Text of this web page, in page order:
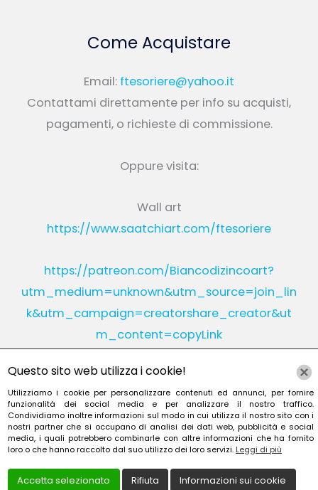
Come Acquistare
Email: ftesoriere@yahoo.it
Contattami direttamente per info su acquisti,
pagamenti, o richieste di commissione.
Oppure visita:
Wall art
https://www.saatchiart.com/ftesoriere
https://patreon.com/Biancodizincoart?
utm_medium=unknown&utm_source=join_lin
k&utm_campaign=creatorshare_creator&ut
m_content=copyLink
Instagram Linkedin
YouTube Patreon
Questo sito web utilizza i cookie!
Utilizziamo i cookie per personalizzare contenuti ed annunci, per fornire
funzionalità dei social media e per analizzare il nostro traffico.
Condividiamo inoltre informazioni sul modo in cui utilizza il nostro sito con i
nostri partner che si occupano di analisi dei dati web, pubblicità e social
media, i quali potrebbero combinarle con altre informazioni che ha fornito
loro o che hanno raccolto dal suo utilizzo dei loro servizi. Leggi di più
Accetta selezionato Rifiuta Informazioni sui cookie